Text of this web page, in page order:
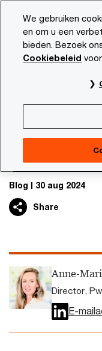
content
footer
PwC NL Thema's
Tijd voor een
AI in
Blog 30 aug 2024
Share
Anne-
Director,
E-
We gebruiken
en om u een
bieden. Bezoek
Cookiebeleid